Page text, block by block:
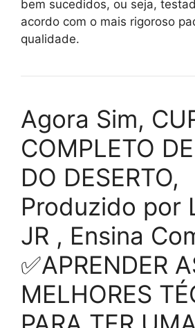
bem sucedidos, ou seja,
acordo com o mais rigoroso
qualidade.
Agora Sim,
COMPLETO
DO DESERTO,
Produzido por
JR , Ensina
✅APRENDER
MELHORES